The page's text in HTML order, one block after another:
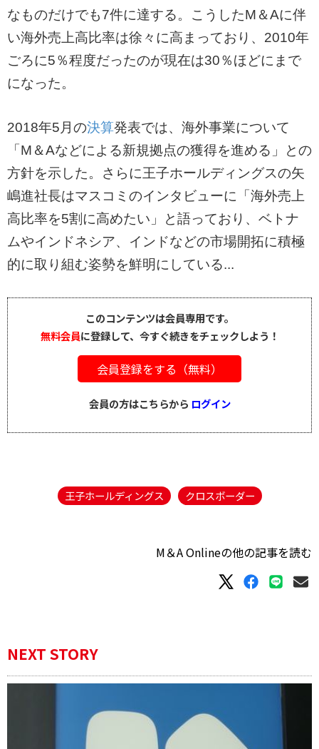
なものだけでも7件に達する。こうしたM＆Aに伴
い海外売上高比率は徐々に高まっており、2010年
ごろに5％程度だったのが現在は30％ほどにまで
になった。
2018年5月の決算発表では、海外事業について
「M＆Aなどによる新規拠点の獲得を進める」との
方針を示した。さらに王子ホールディングスの矢
嶋進社長はマスコミのインタビューに「海外売上
高比率を5割に高めたい」と語っており、ベトナ
ムやインドネシア、インドなどの市場開拓に積極
的に取り組む姿勢を鮮明にしている...
このコンテンツは会員専用です。
無料会員に登録して、今すぐ続きをチェックしよう！
会員登録をする（無料）
会員の方はこちらから ログイン
王子ホールディングス クロスボーダー
M＆A Onlineの他の記事を読む
NEXT STORY